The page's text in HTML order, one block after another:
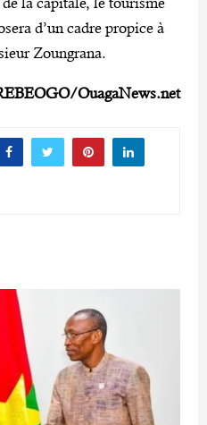
d’un cadre propice à
Zoungrana.
OuagaNews.net